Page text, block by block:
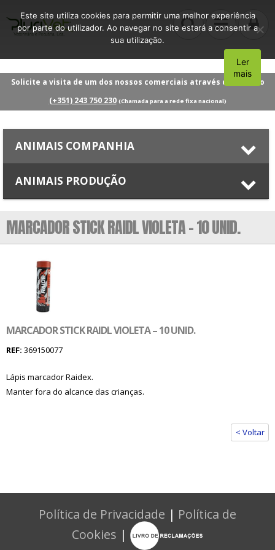
Solicite a visita de um dos nossos comerciais através do número
(+351) 243 750 230 (Chamada para a rede fixa nacional)
ANIMAIS COMPANHIA
ANIMAIS PRODUÇÃO
MARCADOR STICK RAIDL VIOLETA – 10 UNID.
MARCADOR STICK RAIDL VIOLETA – 10 UNID.
REF: 369150077
Lápis marcador Raidex.
Manter fora do alcance das crianças.
< Voltar
Política de Privacidade | Política de
Cookies |
Este site utiliza cookies para permitir uma melhor experiência
por parte do utilizador. Ao navegar no site estará a consentir a
sua utilização.
Aceito
Ler
mais